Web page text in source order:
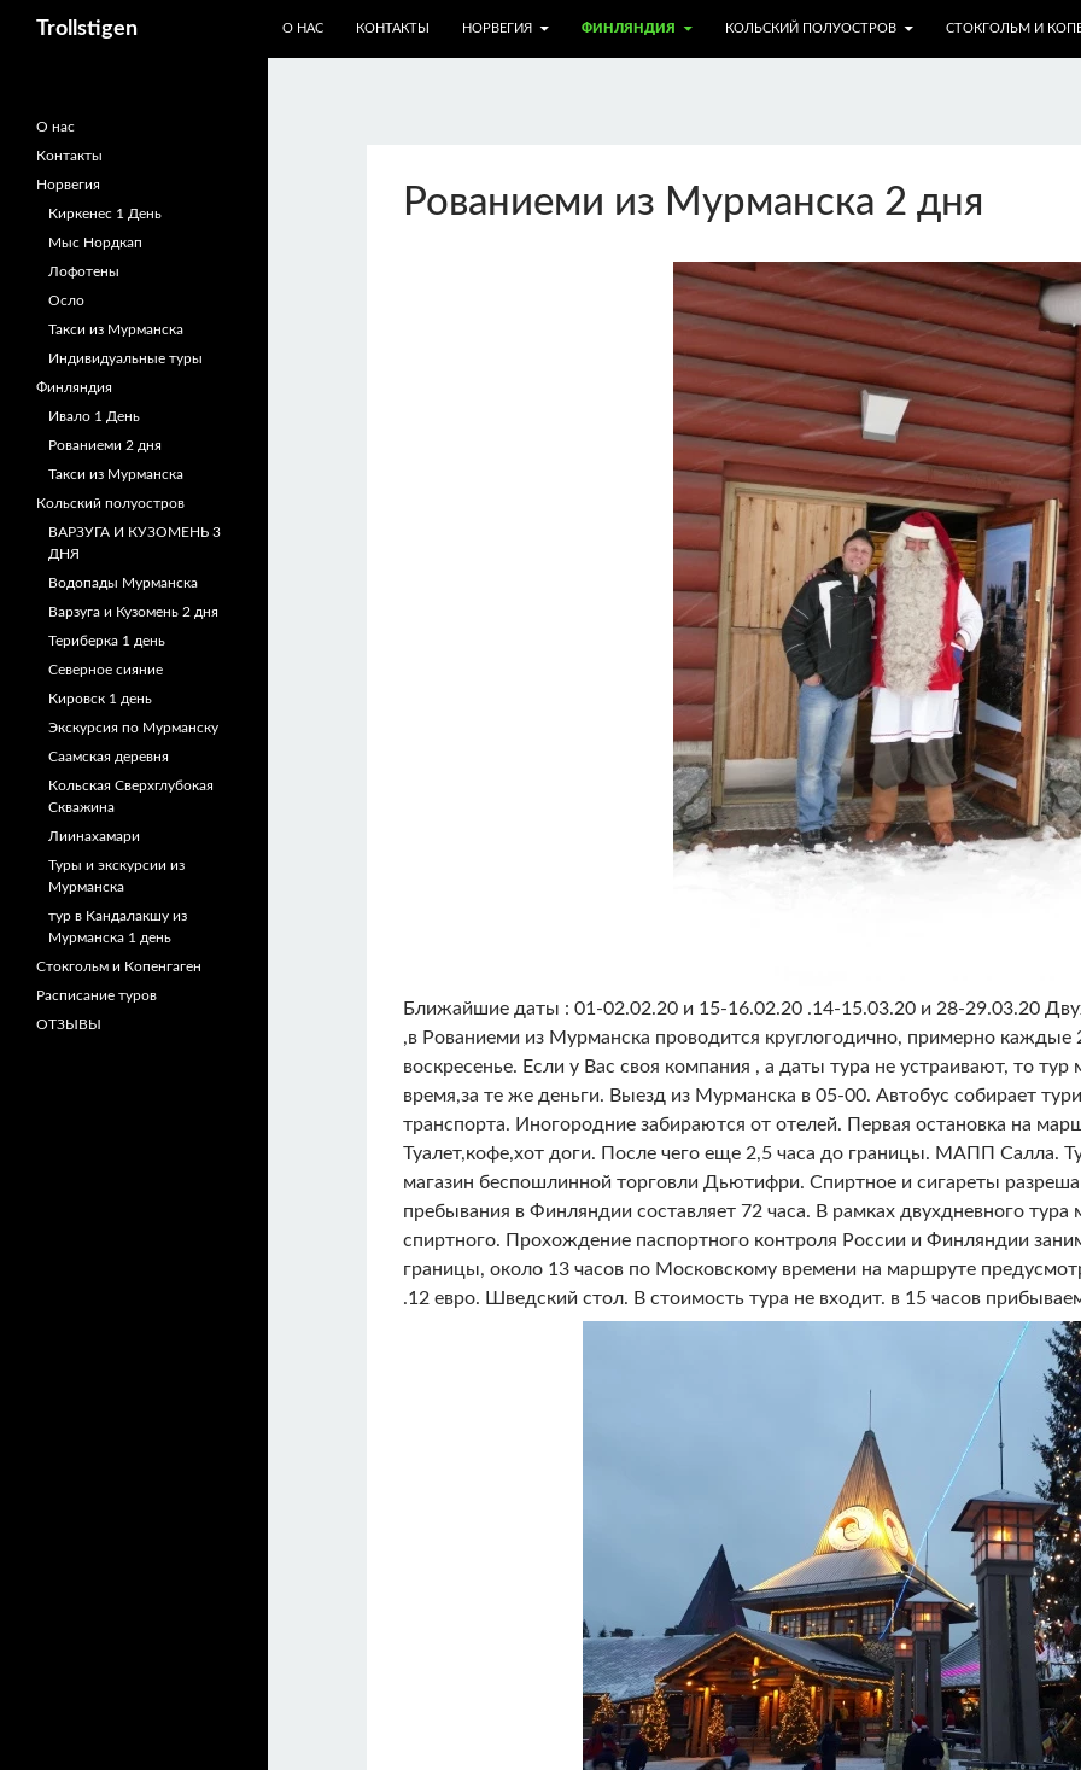
Trollstigen
О НАС
КОНТАКТЫ НОРВЕГИЯ ФИНЛЯНДИЯ КОЛЬСКИЙ ПОЛУОСТРОВ СТОКГОЛЬМ И
Рованиеми из Мурманска 2 дня
Ближайшие даты : 01-02.02.20 и 15-16.02.20 .14-15.03.20 и 28-29.03.20
,в Рованиеми из Мурманска проводится круглогодично, примерно
воскресенье. Если у Вас своя компания , а даты тура не устраивают, то
время,за те же деньги. Выезд из Мурманска в 05-00. Автобус собирает
транспорта. Иногородние забираются от отелей. Первая остановка на
Туалет,кофе,хот доги. После чего еще 2,5 часа до границы. МАПП Салла.
магазин беспошлинной торговли Дьютифри. Спиртное и сигареты
пребывания в Финляндии составляет 72 часа. В рамках двухдневного
спиртного. Прохождение паспортного контроля России и Финляндии
границы, около 13 часов по Московскому времени на маршруте
.12 евро. Шведский стол. В стоимость тура не входит. в 15 часов
О нас
Контакты
Норвегия
Киркенес 1 День
Мыс Нордкап
Лофотены
Осло
Такси из Мурманска
Индивидуальные туры
Финляндия
Ивало 1 День
Рованиеми 2 дня
Такси из Мурманска
Кольский полуостров
ВАРЗУГА И КУЗОМЕНЬ 3
ДНЯ
Водопады Мурманска
Варзуга и Кузомень 2 дня
Териберка 1 день
Северное сияние
Кировск 1 день
Экскурсия по Мурманску
Саамская деревня
Кольская Сверхглубокая
Скважина
Лиинахамари
Туры и экскурсии из
Мурманска
тур в Кандалакшу из
Мурманска 1 день
Стокгольм и Копенгаген
Расписание туров
ОТЗЫВЫ